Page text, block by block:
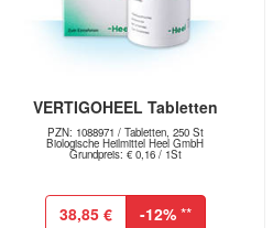
VERTIGOHEEL Tabletten
PZN: 1088971 / Tabletten, 250 St
Biologische Heilmittel Heel GmbH
Grundpreis: € 0,16 / 1St
38,85 € -12%**